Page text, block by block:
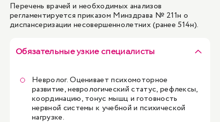
Перечень врачей и необходимых анализов
регламентируется приказом Минздрава № 211н о
диспансеризации несовершеннолетних (ранее 514н).
Обязательные узкие специалисты
Невролог. Оценивает психомоторное
развитие, неврологический статус, рефлексы,
координацию, тонус мышц и готовность
нервной системы к учебной и психической
нагрузке.